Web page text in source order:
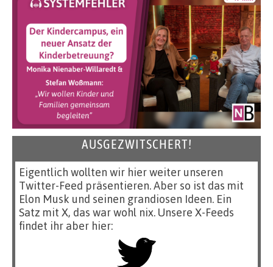
AUSGEZWITSCHERT!
Eigentlich wollten wir hier weiter unseren
Twitter-Feed präsentieren. Aber so ist das mit
Elon Musk und seinen grandiosen Ideen. Ein
Satz mit X, das war wohl nix. Unsere X-Feeds
findet ihr aber hier: